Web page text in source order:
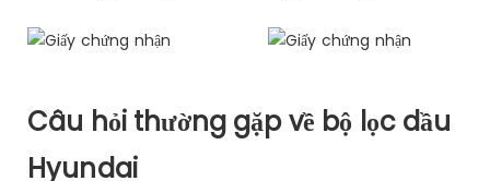
Câu hỏi thường gặp về bộ lọc dầu
Hyundai